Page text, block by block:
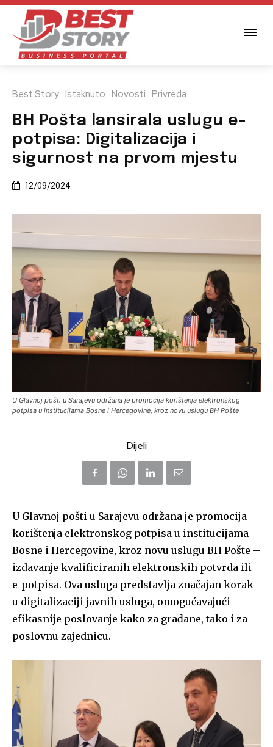
Best Story Istaknuto Novosti Privreda
BH Pošta lansirala uslugu e-
potpisa: Digitalizacija i
sigurnost na prvom mjestu
12/09/2024
U Glavnoj pošti u Sarajevu održana je promocija korištenja elektronskog
potpisa u institucijama Bosne i Hercegovine, kroz novu uslugu BH Pošte
Dijeli
U Glavnoj pošti u Sarajevu održana je promocija
korištenja elektronskog potpisa u institucijama
Bosne i Hercegovine, kroz novu uslugu BH Pošte –
izdavanje kvalificiranih elektronskih potvrda ili
e-potpisa. Ova usluga predstavlja značajan korak
u digitalizaciji javnih usluga, omogućavajući
efikasnije poslovanje kako za građane, tako i za
poslovnu zajednicu.